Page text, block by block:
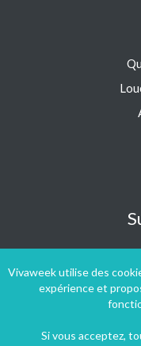
Vivaweek utilise des
expérience et
Si vous acceptez,